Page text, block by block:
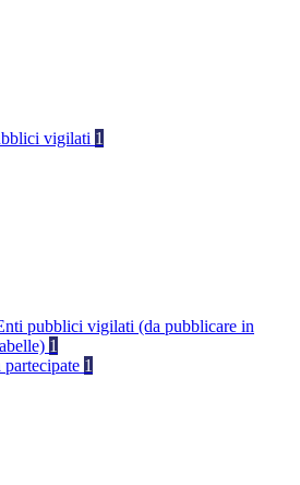
vigilati 1
pubblici vigilati (da pubblicare in
1
partecipate 1